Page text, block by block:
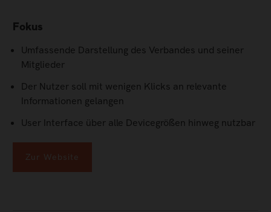
Fokus
Umfassende Darstellung des Verbandes und seiner
Mitglieder
Der Nutzer soll mit wenigen Klicks an relevante
Informationen gelangen
User Interface über alle Devicegrößen hinweg nutzbar
Zur Website